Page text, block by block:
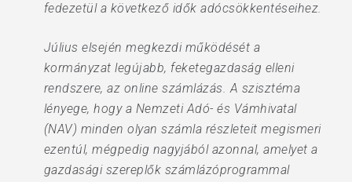
fedezetül a következő idők adócsökkentéseihez.
Július elsején megkezdi működését a
kormányzat legújabb, feketegazdaság elleni
rendszere, az online számlázás. A szisztéma
lényege, hogy a Nemzeti Adó- és Vámhivatal
(NAV) minden olyan számla részleteit megismeri
ezentúl, mégpedig nagyjából azonnal, amelyet a
gazdasági szereplők számlázóprogrammal